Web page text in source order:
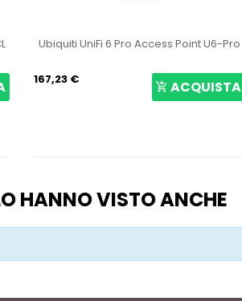
Ubiquiti UniFi 6 Pro Access Point U6-Pro
167,23 € ACQUISTA
HANNO VISTO ANCHE